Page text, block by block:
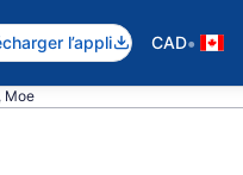
l’appli CAD•
Moe